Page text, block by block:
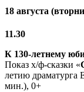
18 августа
11.30
К 130-летнему
Показ х/ф-сказки «
летию
мин.), 0+